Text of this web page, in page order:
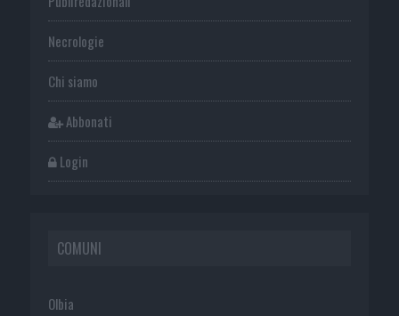
Necrologie
Chi siamo
Abbonati
Login
COMUNI
Olbia